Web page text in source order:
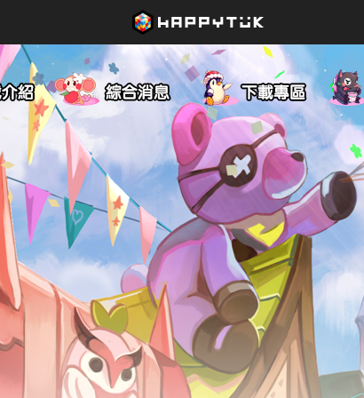
遊戲介紹 綜合消息